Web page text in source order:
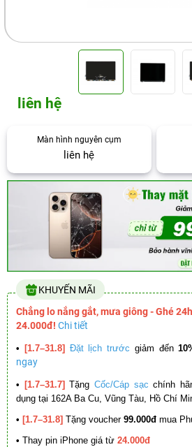
liên hệ
Màn hình nguyên cụm
liên hệ
KHUYẾN MÃI
Chẳng lo nắng gắt, mưa giông - Ghé
24.000đ! Chi tiết
• [1.7–31.8] Đặt lịch trước giảm đến
ngay
• [1.7–31.7] Tặng Cốc/Cáp sạc chính
dụng tại 162A Ba Cu, Vũng Tàu, Hồ Chí
• [1.7–31.8] Tặng voucher 99.000đ mua
• Thay pin iPhone giá từ 24.000đ